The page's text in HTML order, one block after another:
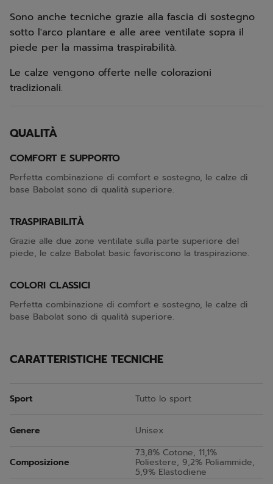
Sono anche tecniche grazie alla fascia di sostegno
sotto l'arco plantare e alle aree ventilate sopra il
piede per la massima traspirabilità.
Le calze vengono offerte nelle colorazioni
tradizionali.
QUALITÀ
COMFORT E SUPPORTO
Perfetta combinazione di comfort e sostegno, le calze di
base Babolat sono di qualità superiore.
TRASPIRABILITÀ
Grazie alle due zone ventilate sulla parte superiore del
piede, le calze Babolat basic favoriscono la traspirazione.
COLORI CLASSICI
Perfetta combinazione di comfort e sostegno, le calze di
base Babolat sono di qualità superiore.
CARATTERISTICHE TECNICHE
Sport Tutto lo sport
Genere Unisex
Composizione
73,8% Cotone, 11,1%
Poliestere, 9,2% Poliammide,
5,9% Elastodiene